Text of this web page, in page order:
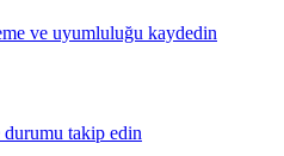
ve uyumluluğu kaydedin
takip edin